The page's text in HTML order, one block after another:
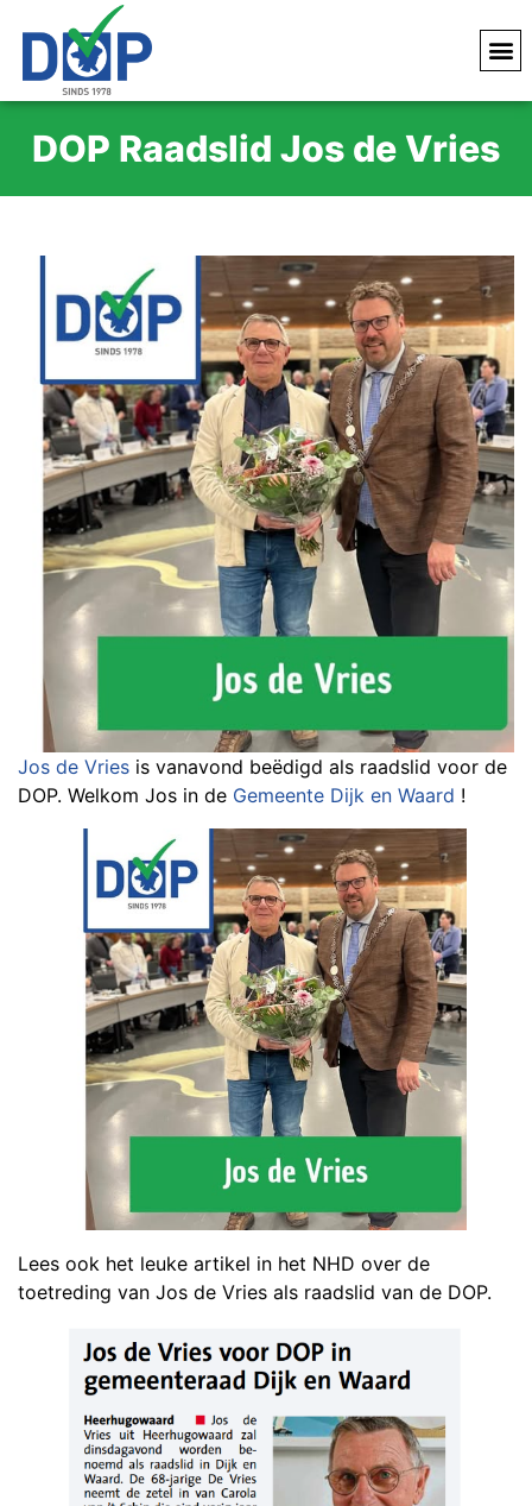
DOP Raadslid Jos de Vries
Jos de Vries is vanavond beëdigd als raadslid voor de
DOP. Welkom Jos in de Gemeente Dijk en Waard !
Lees ook het leuke artikel in het NHD over de
toetreding van Jos de Vries als raadslid van de DOP.